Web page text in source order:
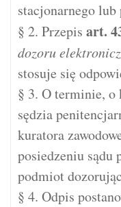
stacjonarnego
§ 2. Przepis art.
dozoru
stosuje się
§ 3. O terminie,
sędzia
kuratora
posiedzeniu sądu
podmiot
§ 4. Odpis